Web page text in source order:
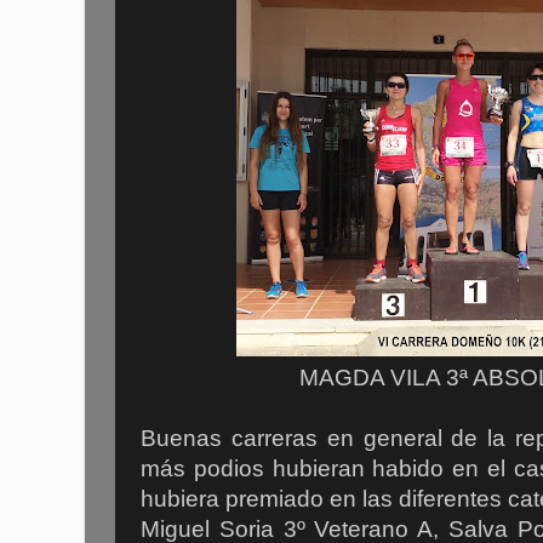
MAGDA VILA 3ª
Buenas carreras en general de la
más podios hubieran habido en el
hubiera premiado en las diferentes
Miguel Soria 3º Veterano A, Salva